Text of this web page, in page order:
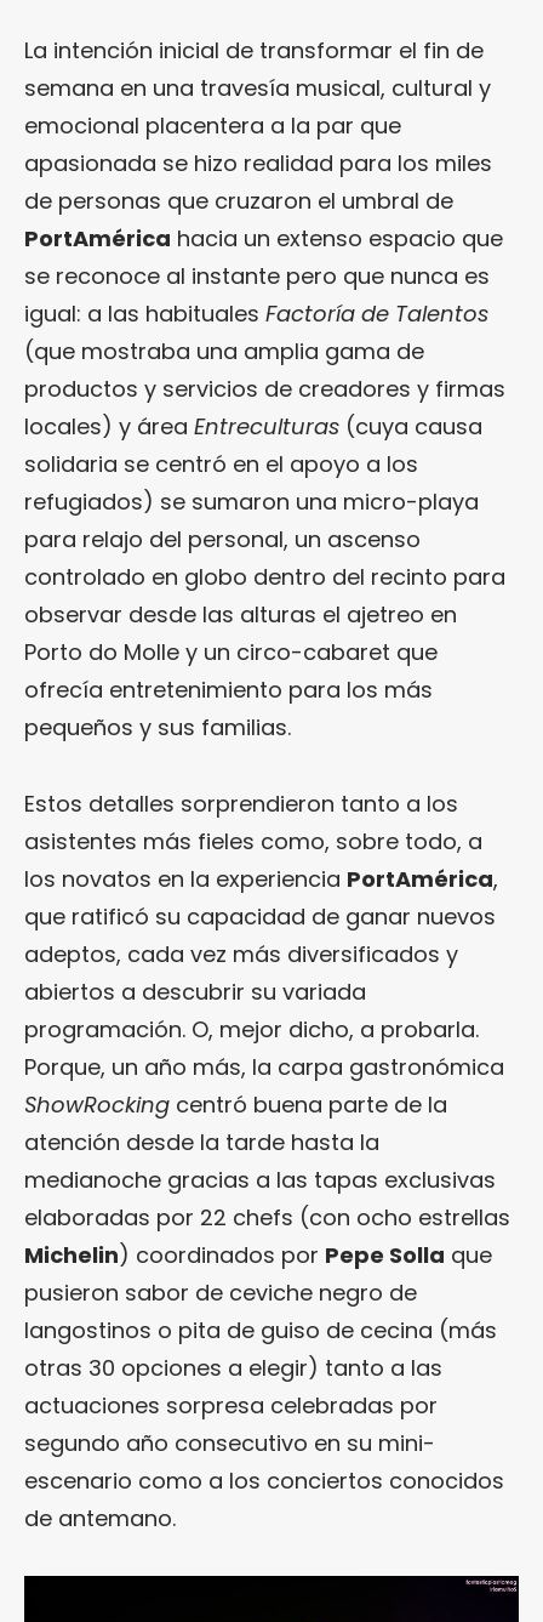
La intención inicial de transformar el fin de
semana en una travesía musical, cultural y
emocional placentera a la par que
apasionada se hizo realidad para los miles
de personas que cruzaron el umbral de
PortAmérica hacia un extenso espacio que
se reconoce al instante pero que nunca es
igual: a las habituales Factoría de Talentos
(que mostraba una amplia gama de
productos y servicios de creadores y firmas
locales) y área Entreculturas (cuya causa
solidaria se centró en el apoyo a los
refugiados) se sumaron una micro-playa
para relajo del personal, un ascenso
controlado en globo dentro del recinto para
observar desde las alturas el ajetreo en
Porto do Molle y un circo-cabaret que
ofrecía entretenimiento para los más
pequeños y sus familias.
Estos detalles sorprendieron tanto a los
asistentes más fieles como, sobre todo, a
los novatos en la experiencia PortAmérica,
que ratificó su capacidad de ganar nuevos
adeptos, cada vez más diversificados y
abiertos a descubrir su variada
programación. O, mejor dicho, a probarla.
Porque, un año más, la carpa gastronómica
ShowRocking centró buena parte de la
atención desde la tarde hasta la
medianoche gracias a las tapas exclusivas
elaboradas por 22 chefs (con ocho estrellas
Michelin) coordinados por Pepe Solla que
pusieron sabor de ceviche negro de
langostinos o pita de guiso de cecina (más
otras 30 opciones a elegir) tanto a las
actuaciones sorpresa celebradas por
segundo año consecutivo en su mini-
escenario como a los conciertos conocidos
de antemano.